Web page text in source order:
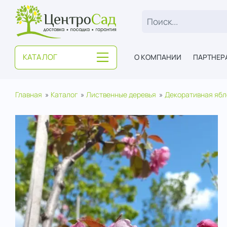
ЦентроСад
КАТАЛОГ О КОМПАНИИ
Главная Каталог Лиственные деревья Декоративная